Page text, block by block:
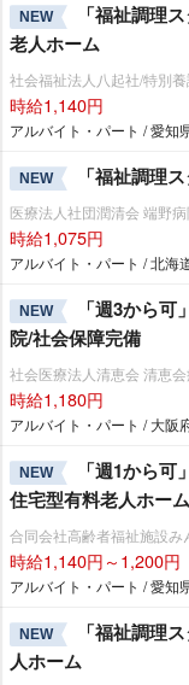
NEW
「福祉調理
老人ホーム
社会福祉法人八起社/特別
時給1,140円
アルバイト・パート / 愛知
NEW 「福祉調理
医療法人社団潤清会 端野病
時給1,075円
アルバイト・パート / 北海
NEW
「週3から
院/社会保障完備
社会医療法人清恵会 清恵
時給1,180円
アルバイト・パート / 大阪
NEW
「週1から
住宅型有料老人ホーム
合同会社高齢者福祉施設
時給1,140円～1,200円
アルバイト・パート / 愛知
NEW
「福祉調理
人ホーム